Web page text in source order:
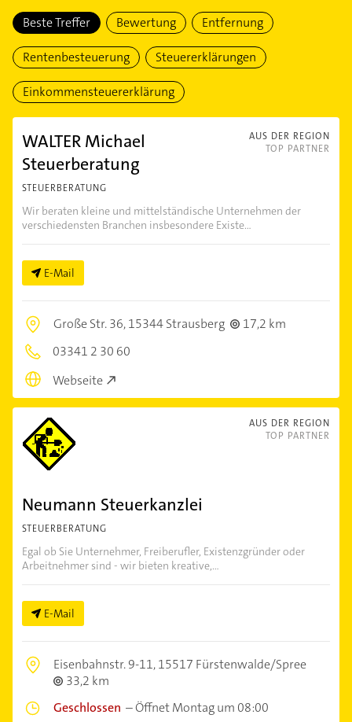
Beste Treffer Bewertung Entfernung
Rentenbesteuerung Steuererklärungen
Einkommensteuererklärung
AUS DER REGION
TOP PARTNER
WALTER Michael
Steuerberatung
STEUERBERATUNG
Wir beraten kleine und mittelständische Unternehmen der
verschiedensten Branchen insbesondere Existe...
E-Mail
Große Str. 36,15344 Strausberg
17,2 km
03341 2 30 60
Webseite
AUS DER REGION
TOP PARTNER
Neumann Steuerkanzlei
STEUERBERATUNG
Egal ob Sie Unternehmer, Freiberufler, Existenzgründer oder
Arbeitnehmer sind - wir bieten kreative,...
E-Mail
Eisenbahnstr. 9-11,15517 Fürstenwalde/Spree
33,2 km
Geschlossen –Öffnet Montag um 08:00